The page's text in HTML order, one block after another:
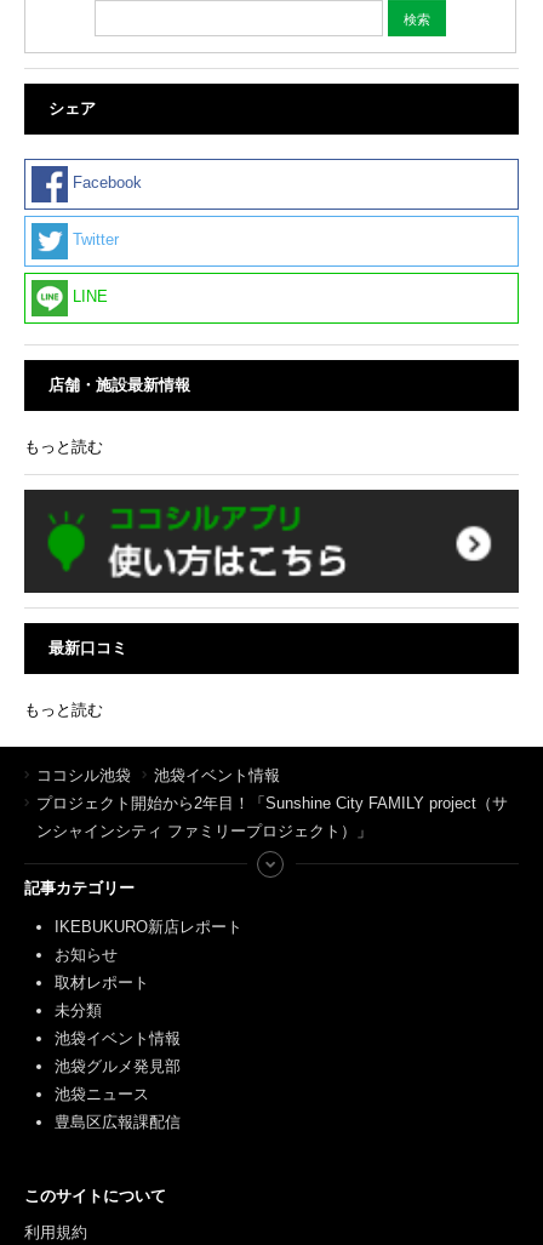
シェア
Facebook
Twitter
LINE
店舗・施設最新情報
もっと読む
最新口コミ
もっと読む
ココシル池袋
池袋イベント情報
プロジェクト開始から2年目！「Sunshine City FAMILY project（サ
ンシャインシティ ファミリープロジェクト）」
記事カテゴリー
IKEBUKURO新店レポート
お知らせ
取材レポート
未分類
池袋イベント情報
池袋グルメ発見部
池袋ニュース
豊島区広報課配信
このサイトについて
利用規約